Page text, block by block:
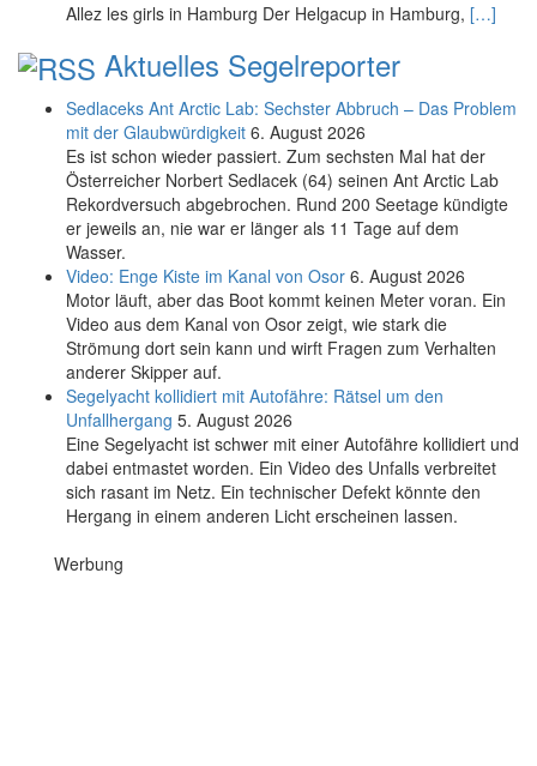
Allez les girls in Hamburg Der Helgacup in Hamburg, […]
Aktuelles Segelreporter
Sedlaceks Ant Arctic Lab: Sechster Abbruch – Das Problem
mit der Glaubwürdigkeit 6. August 2026
Es ist schon wieder passiert. Zum sechsten Mal hat der
Österreicher Norbert Sedlacek (64) seinen Ant Arctic Lab
Rekordversuch abgebrochen. Rund 200 Seetage kündigte
er jeweils an, nie war er länger als 11 Tage auf dem
Wasser.
Video: Enge Kiste im Kanal von Osor 6. August 2026
Motor läuft, aber das Boot kommt keinen Meter voran. Ein
Video aus dem Kanal von Osor zeigt, wie stark die
Strömung dort sein kann und wirft Fragen zum Verhalten
anderer Skipper auf.
Segelyacht kollidiert mit Autofähre: Rätsel um den
Unfallhergang 5. August 2026
Eine Segelyacht ist schwer mit einer Autofähre kollidiert und
dabei entmastet worden. Ein Video des Unfalls verbreitet
sich rasant im Netz. Ein technischer Defekt könnte den
Hergang in einem anderen Licht erscheinen lassen.
Werbung